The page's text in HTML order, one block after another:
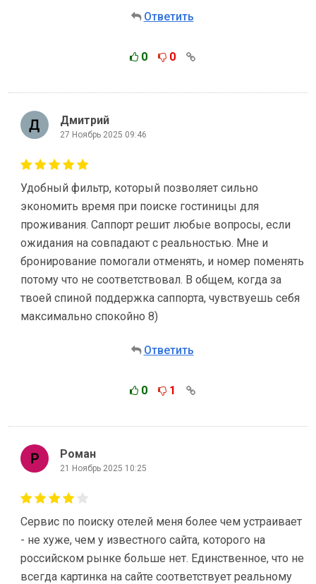
Ответить
0 0
Дмитрий
27 Ноябрь 2025 09:46
Удобный фильтр, который позволяет сильно
экономить время при поиске гостиницы для
проживания. Саппорт решит любые вопросы, если
ожидания на совпадают с реальностью. Мне и
бронирование помогали отменять, и номер поменять
потому что не соответствовал. В общем, когда за
твоей спиной поддержка саппорта, чувствуешь себя
максимально спокойно 8)
Ответить
0 1
Роман
21 Ноябрь 2025 10:25
Сервис по поиску отелей меня более чем устраивает
- не хуже, чем у известного сайта, которого на
российском рынке больше нет. Единственное, что не
всегда картинка на сайте соответствует реальному